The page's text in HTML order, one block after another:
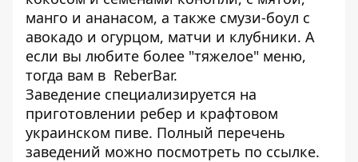
манго и ананасом, а также смузи-боул с
авокадо и огурцом, матчи и клубники. А
если вы любите более "тяжелое" меню,
тогда вам в ReberBar.
Заведение специализируется на
приготовлении ребер и крафтовом
украинском пиве. Полный перечень
заведений можно посмотреть по ссылке.